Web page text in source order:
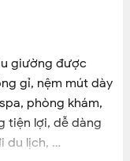
giường được
gỉ, nệm mút dày
phòng khám,
tiện lợi, dễ dàng
du lịch, …